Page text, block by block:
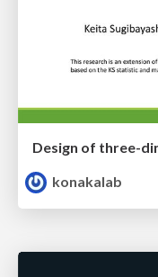
konakalab